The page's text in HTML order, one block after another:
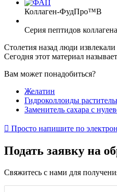
Коллаген-ФудПро™В
Серия пептидов коллагена
Столетия назад люди
Сегодня этот материал
Вам может понадобиться?
Желатин
Гидроколлоиды
Заменитель сахара с
 Просто напишите по
Подать заявку на
Свяжитесь с нами для